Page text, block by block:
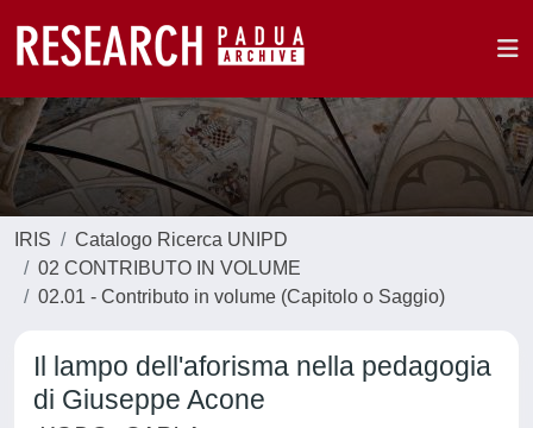
IRIS
Catalogo Ricerca UNIPD
02 CONTRIBUTO IN VOLUME
02.01 - Contributo in volume (Capitolo o Saggio)
Il lampo dell'aforisma nella pedagogia
di Giuseppe Acone